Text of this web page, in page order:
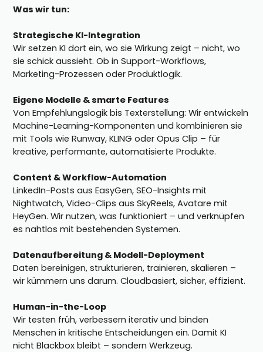
Was wir tun:
Strategische KI-Integration
Wir setzen KI dort ein, wo sie Wirkung zeigt – nicht, wo
sie schick aussieht. Ob in Support-Workflows,
Marketing-Prozessen oder Produktlogik.
Eigene Modelle & smarte Features
Von Empfehlungslogik bis Texterstellung: Wir entwickeln
Machine-Learning-Komponenten und kombinieren sie
mit Tools wie Runway, KLING oder Opus Clip – für
kreative, performante, automatisierte Produkte.
Content & Workflow-Automation
LinkedIn-Posts aus EasyGen, SEO-Insights mit
Nightwatch, Video-Clips aus SkyReels, Avatare mit
HeyGen. Wir nutzen, was funktioniert – und verknüpfen
es nahtlos mit bestehenden Systemen.
Datenaufbereitung & Modell-Deployment
Daten bereinigen, strukturieren, trainieren, skalieren –
wir kümmern uns darum. Cloudbasiert, sicher, effizient.
Human-in-the-Loop
Wir testen früh, verbessern iterativ und binden
Menschen in kritische Entscheidungen ein. Damit KI
nicht Blackbox bleibt – sondern Werkzeug.